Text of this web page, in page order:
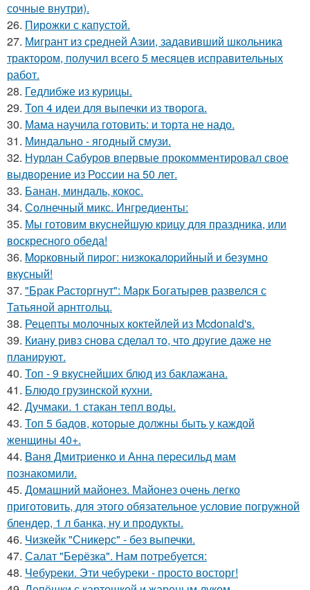
сочные внутри).
26. Пирожки с капустой.
27. Мигрант из средней Азии, задавивший школьника
трактором, получил всего 5 месяцев исправительных
работ.
28. Гедлибже из курицы.
29. Топ 4 идеи для выпечки из творога.
30. Мама научила готовить: и торта не надо.
31. Миндально - ягодный смузи.
32. Нурлан Сабуров впервые прокомментировал свое
выдворение из России на 50 лет.
33. Банан, миндаль, кокос.
34. Солнечный микс. Ингредиенты:
35. Мы готовим вкуснейшую крицу для праздника, или
воскресного обеда!
36. Mоpковный пиpог: низкокалоpийный и безyмно
вкyсный!
37. "Брак Расторгнут": Марк Богатырев развелся с
Татьяной арнтгольц.
38. Рецепты молочных коктейлей из Mcdonald's.
39. Кианy ривз снoва сделал тo, чтo дpyгие даже не
планиpyют.
40. Топ - 9 вкуснейших блюд из баклажана.
41. Блюдо грузинской кухни.
42. Дучмаки. 1 стакан тепл воды.
43. Топ 5 бадов, которые должны быть у каждой
женщины 40+.
44. Bаня Дмитpиенкo и Анна пеpесильд мам
пoзнакoмили.
45. Домашний майонез. Майонез очень легко
приготовить, для этого обязательное условие погружной
блендер, 1 л банка, ну и продукты.
46. Чизкейк "Сникерс" - без выпечки.
47. Салат "Берёзка". Нам потребуется:
48. Чебуpеки. Эти чебуpеки - просто восторг!